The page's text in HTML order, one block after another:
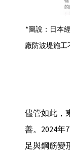
*圖說：日本
廠防波堤施工
儘管如此，
善。2024年
足與鋼筋變